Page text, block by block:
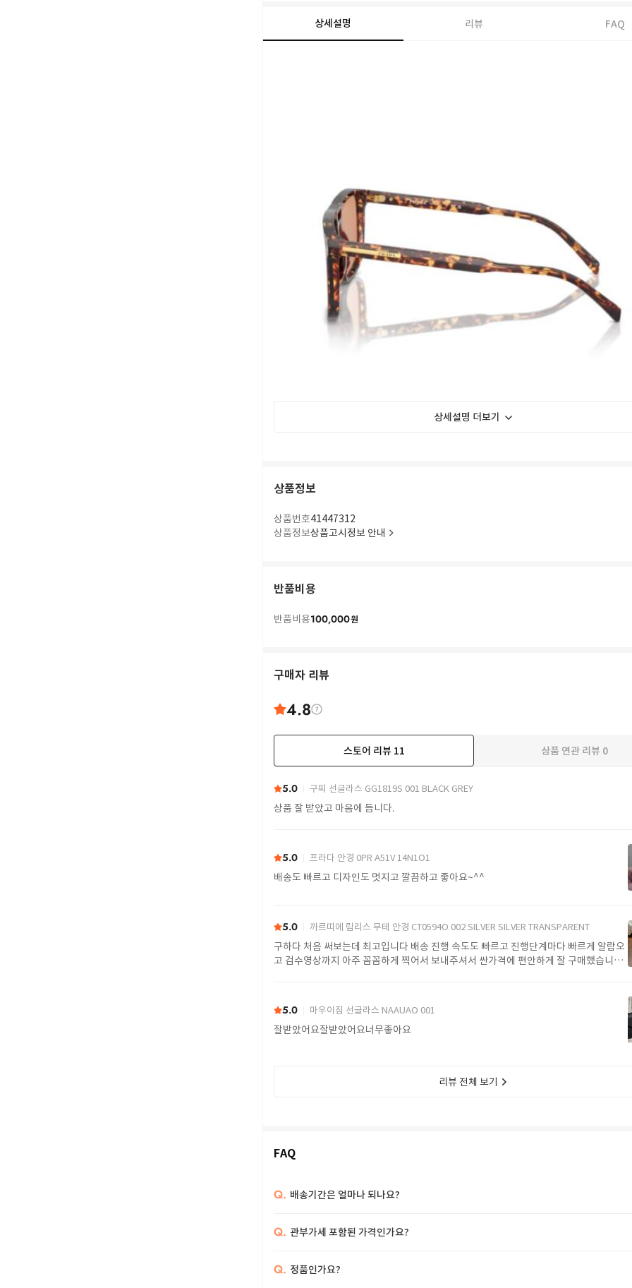
상세설명 리뷰 FAQ
상세설명 더보기
상품정보
상품번호41447312
상품정보상품고시정보 안내
반품비용
반품비용100,000원
구매자 리뷰
4.8
스토어 리뷰 11 상품 연관 리뷰 0
5.0 구찌 선글라스 GG1819S 001 BLACK GREY
상품 잘 받았고 마음에 듭니다.
5.0 프라다 안경 0PR A51V 14N1O1
배송도 빠르고 디자인도 멋지고 깔끔하고 좋아요~^^
5.0 까르띠에 림리스 무테 안경 CT0594O 002 SILVER SILVER TRANSPARENT
구하다 처음 써보는데 최고입니다 배송 진행 속도도 빠르고 진행단계마다 빠르게 알람오
고 검수영상까지 아주 꼼꼼하게 찍어서 보내주셔서 싼가격에 편안하게 잘 구매했습니다.
5.0 마우이짐 선글라스 NAAUAO 001
잘받았어요잘받았어요너무좋아요
리뷰 전체 보기
FAQ
Q. 배송기간은 얼마나 되나요?
Q. 관부가세 포함된 가격인가요?
Q. 정품인가요?